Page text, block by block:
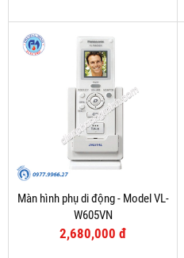
Màn hình phụ di động - Model VL-
W605VN
2,680,000 đ